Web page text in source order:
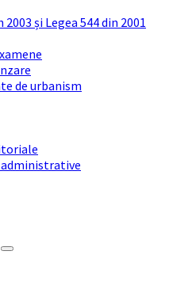
și Legea 544 din 2001
de urbanism